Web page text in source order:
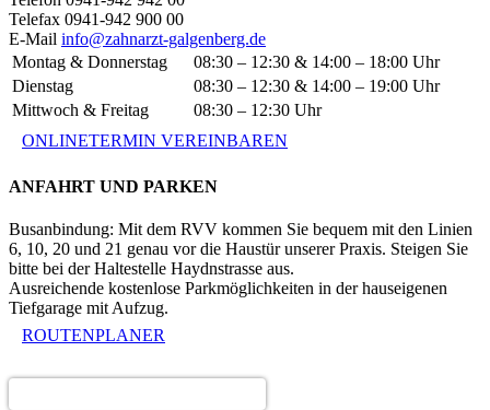
Telefax 0941-942 900 00
E-Mail info@zahnarzt-galgenberg.de
Montag & Donnerstag
08:30 – 12:30 & 14:00 – 18:00 Uhr
Dienstag
08:30 – 12:30 & 14:00 – 19:00 Uhr
Mittwoch & Freitag
08:30 – 12:30 Uhr
ONLINETERMIN VEREINBAREN
ANFAHRT UND PARKEN
Busanbindung: Mit dem RVV kommen Sie bequem mit den Linien
6, 10, 20 und 21 genau vor die Haustür unserer Praxis. Steigen Sie
bitte bei der Haltestelle Haydnstrasse aus.
Ausreichende kostenlose Parkmöglichkeiten in der hauseigenen
Tiefgarage mit Aufzug.
ROUTENPLANER